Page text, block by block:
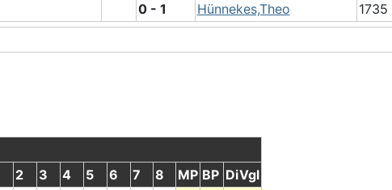
0 - 1 Hünnekes,Theo 1735
2 3 4 5 6 7 8 MP BP DiVgl